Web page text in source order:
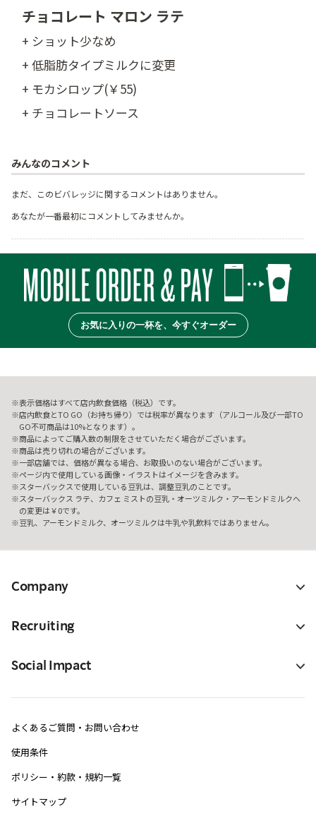
チョコレート マロン ラテ
+ ショット少なめ
+ 低脂肪タイプミルクに変更
+ モカシロップ(￥55)
+ チョコレートソース
みんなのコメント
まだ、このビバレッジに関するコメントはありません。
あなたが一番最初にコメントしてみませんか。
お気に入りの一杯を、今すぐオーダー
表示価格はすべて店内飲食価格（税込）です。
店内飲食とTO GO（お持ち帰り）では税率が異なります（アルコール及び一部TO
GO不可商品は10%となります）。
商品によってご購入数の制限をさせていただく場合がございます。
商品は売り切れの場合がございます。
一部店舗では、価格が異なる場合、お取扱いのない場合がございます。
ページ内で使用している画像・イラストはイメージを含みます。
スターバックスで使用している豆乳は、調整豆乳のことです。
スターバックス ラテ、カフェ ミストの豆乳・オーツミルク・アーモンドミルクへ
の変更は￥0です。
豆乳、アーモンドミルク、オーツミルクは牛乳や乳飲料ではありません。
Company
Recruiting
Social Impact
よくあるご質問・お問い合わせ
使用条件
ポリシー・約款・規約一覧
サイトマップ